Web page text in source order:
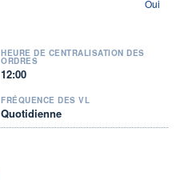
Oui
HEURE DE CENTRALISATION DES
ORDRES
12:00
FRÉQUENCE DES VL
Quotidienne